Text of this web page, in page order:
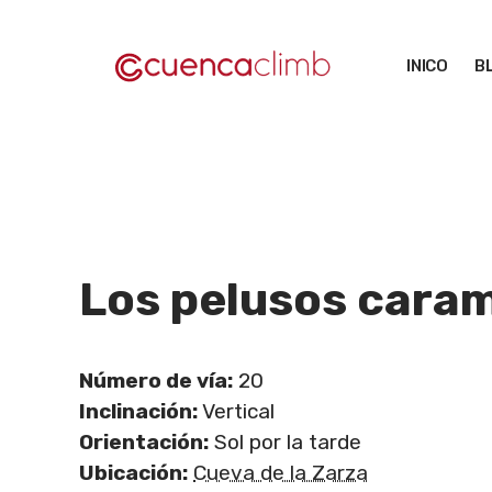
INICO
Los pelusos
Número de vía: 20
Inclinación:Vertical
Orientación: Sol por la tarde
Ubicación: Cueva de la Zarza